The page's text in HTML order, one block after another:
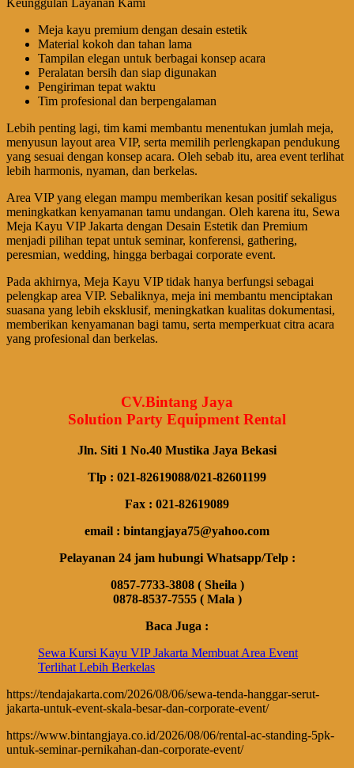
Meja kayu premium dengan desain estetik
Material kokoh dan tahan lama
Tampilan elegan untuk berbagai konsep acara
Peralatan bersih dan siap digunakan
Pengiriman tepat waktu
Tim profesional dan berpengalaman
Lebih penting lagi, tim kami membantu menentukan jumlah meja,
menyusun layout area VIP, serta memilih perlengkapan pendukung
yang sesuai dengan konsep acara. Oleh sebab itu, area event terlihat
lebih harmonis, nyaman, dan berkelas.
Area VIP yang elegan mampu memberikan kesan positif sekaligus
meningkatkan kenyamanan tamu undangan. Oleh karena itu, Sewa
Meja Kayu VIP Jakarta dengan Desain Estetik dan Premium
menjadi pilihan tepat untuk seminar, konferensi, gathering,
peresmian, wedding, hingga berbagai corporate event.
Pada akhirnya, Meja Kayu VIP tidak hanya berfungsi sebagai
pelengkap area VIP. Sebaliknya, meja ini membantu menciptakan
suasana yang lebih eksklusif, meningkatkan kualitas dokumentasi,
memberikan kenyamanan bagi tamu, serta memperkuat citra acara
yang profesional dan berkelas.
CV.Bintang Jaya
Solution Party Equipment Rental
Jln. Siti 1 No.40 Mustika Jaya Bekasi
Tlp : 021-82619088/021-82601199
Fax : 021-82619089
email : bintangjaya75@yahoo.com
Pelayanan 24 jam hubungi Whatsapp/Telp :
0857-7733-3808 ( Sheila )
0878-8537-7555 ( Mala )
Baca Juga :
Sewa Kursi Kayu VIP Jakarta Membuat Area Event
Terlihat Lebih Berkelas
https://tendajakarta.com/2026/08/06/sewa-tenda-hanggar-serut-
jakarta-untuk-event-skala-besar-dan-corporate-event/
https://www.bintangjaya.co.id/2026/08/06/rental-ac-standing-5pk-
untuk-seminar-pernikahan-dan-corporate-event/